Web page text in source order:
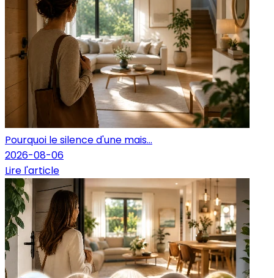
Pourquoi le silence d'une mais...
2026-08-06
Lire l'article